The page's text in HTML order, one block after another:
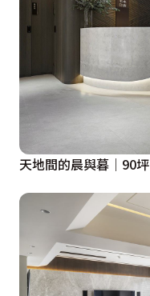
天地間的晨與暮｜90坪